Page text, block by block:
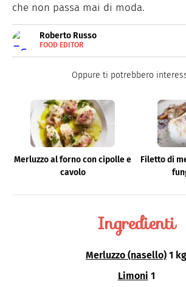
che non passa mai di moda.
Roberto Russo
FOOD EDITOR
Roberto Russo unisce la passione
Oppure ti potrebbero
Merluzzo al forno con cipolle e
cavolo
Filetto di
Ingredienti
Merluzzo (nasello) 1 kg
Limoni 1